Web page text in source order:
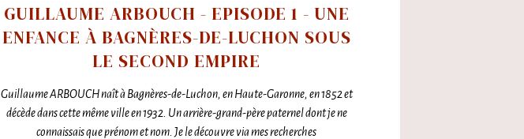
GUILLAUME ARBOUCH - EPISODE 1 - UNE
ENFANCE À BAGNÈRES-DE-LUCHON SOUS
LE SECOND EMPIRE
Guillaume ARBOUCH naît à Bagnères-de-Luchon, en Haute-Garonne, en 1852 et
décède dans cette même ville en 1932. Un arrière-grand-père paternel dont je ne
connaissais que prénom et nom. Je le découvre via mes recherches